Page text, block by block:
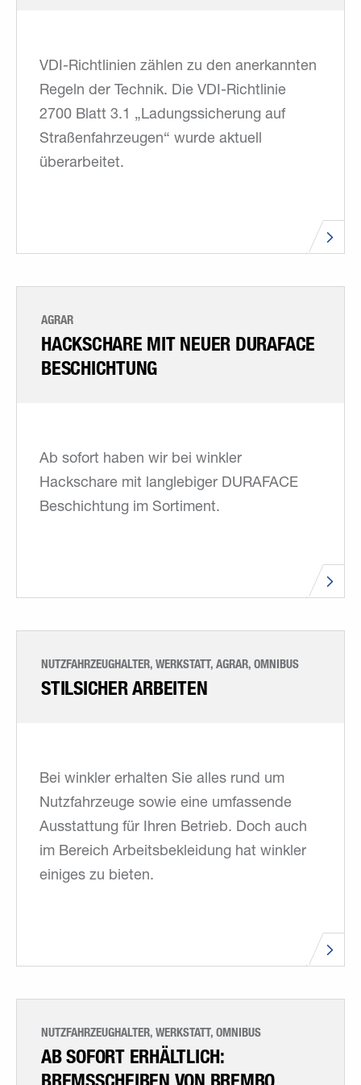
VDI-Richtlinien zählen zu den anerkannten
Regeln der Technik. Die VDI-Richtlinie
2700 Blatt 3.1 „Ladungssicherung auf
Straßenfahrzeugen“ wurde aktuell
überarbeitet.
AGRAR
HACKSCHARE MIT NEUER DURAFACE
BESCHICHTUNG
Ab sofort haben wir bei winkler
Hackschare mit langlebiger DURAFACE
Beschichtung im Sortiment.
NUTZFAHRZEUGHALTER, WERKSTATT, AGRAR, OMNIBUS
STILSICHER ARBEITEN
Bei winkler erhalten Sie alles rund um
Nutzfahrzeuge sowie eine umfassende
Ausstattung für Ihren Betrieb. Doch auch
im Bereich Arbeitsbekleidung hat winkler
einiges zu bieten.
NUTZFAHRZEUGHALTER, WERKSTATT, OMNIBUS
AB SOFORT ERHÄLTLICH: